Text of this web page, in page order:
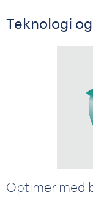
Teknologi
Optimer med